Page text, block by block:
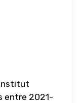
entre 2021-